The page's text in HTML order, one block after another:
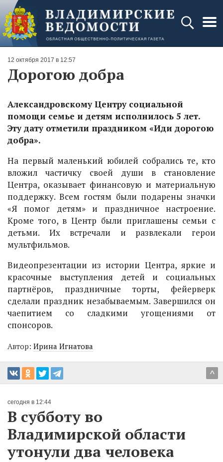
12 октября 2017 в 12:57
Дорогою добра
Александровскому Центру социальной
помощи семье и детям исполнилось 5 лет.
Эту дату отметили праздником «Иди дорогою
добра».
На первый маленький юбилей собрались те, кто
вложил частичку своей души в становление
Центра, оказывает финансовую и материальную
поддержку. Всем гостям были подарены значки
«Я помог детям» и праздничное настроение.
Кроме того, в Центр были приглашены семьи с
детьми. Их встречали и развлекали герои
мультфильмов.
Видеопрезентации из истории Центра, яркие и
красочные выступления детей и социальных
партнёров, праздничные торты, фейерверк
сделали праздник незабываемым. Завершился он
чаепитием со сладкими угощениями от
спонсоров.
Автор: Ирина Игнатова
^
сегодня в 12:44
В субботу во
Владимирской области
утонули два человека